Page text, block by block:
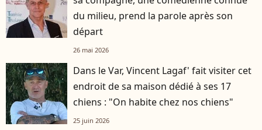
du milieu, prend la parole après son
départ
26 mai 2026
Dans le Var, Vincent Lagaf' fait visiter cet
endroit de sa maison dédié à ses 17
chiens : "On habite chez nos chiens"
25 juin 2026